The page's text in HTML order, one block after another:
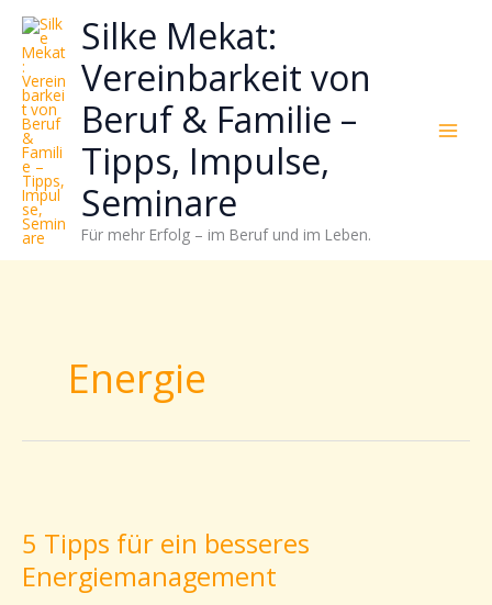
Zum
Inhalt
springen
Silke Mekat:
Vereinbarkeit von
Beruf & Familie –
Tipps, Impulse,
Seminare
Für mehr Erfolg – im Beruf und im Leben.
Energie
5 Tipps für ein besseres
Energiemanagement
für
ein
besseres
wie
sich
Stress
reduzieren
Energie
gezielter
einsetzen
lässt?
Einfach